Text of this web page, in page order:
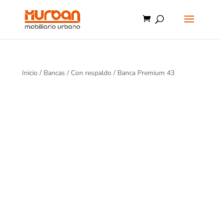
Inicio / Bancas / Con respaldo / Banca Premium 43